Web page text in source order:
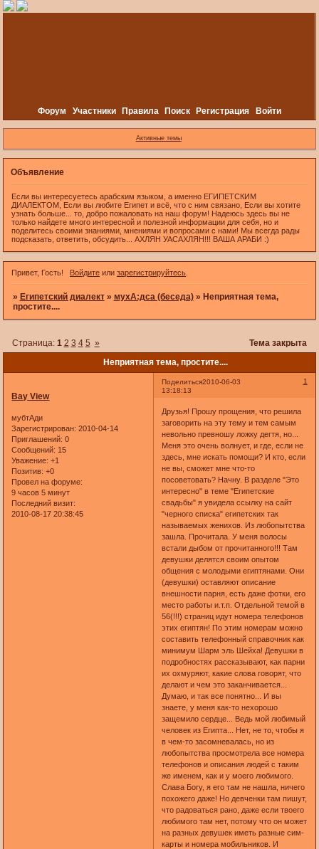
Форум Участники Правила Поиск Регистрация Войти
Активные темы
Объявление
Если вы интересуетесь арабским языком, а именно ЕГИПЕТСКИМ
ДИАЛЕКТОМ, Если вы любите Египет и всё, что с ним связано, Если вы хотите
узнать больше... то, добро пожаловать на наш форум! Надеюсь здесь вы не
только найдете много интересной и полезной информации для себя, но и
поделитесь своими знаниями, мнениями и вопросами с нами! Мы всегда рады
подсказать, ответить, обсудить... АХЛЯН УАСАХЛЯН!!! ВАША АРАБИ :)
Привет, Гость! Войдитеили зарегистрируйтесь.
» Египетский диалект » мухА:дса (беседа) » Неприятная тема,
простите....
Неприятная тема, простите....
Страница: 1 2 3 4 5 » Тема закрыта
Поделиться 1
2010-06-03
13:18:13
Bay View
мубтАди
Зарегистрирован: 2010-04-14
Приглашений: 0
Сообщений: 15
Уважение: +1
Позитив: +0
Провел на форуме:
9 часов 5 минут
Последний визит:
2010-08-17 20:38:45
Друзья! Прошу прощения, что решила
заговорить на эту тему и тем самым
невольно превношу ложку дегтя, но...
Меня это очень волнует, и где, если не
здесь, мне искать помощи? И кто, если
не вы, сможет мне что-то
посоветовать? Начну. В разделе "Это
интересно" в теме "Египетские
свадьбы" я увидела ссылку на сайт
"черного списка" египетских так
называемых женихов. Из любопытства
зашла. Прочитала. У меня волосы
встали дыбом от прочитанного!!! Там
девушки делятся своим опытом
общения с молодыми египтянами. Они
(девушки) оставляют описание
внешности парня, есть даже фотки, его
место работы и.т.п. Отдельной темой в
56(!!!) страниц идут номера телефонов
этих египтян! По этим номерам можно
составить телефонный справочник как
минимум Шарм эль Шейха! Девушки в
подробностях рассказывают, как парни
их охмуряют, какие слова говорят, что
делают и чем это заканчивается...
Думаю, и так все понятно... И вы
знаете, у меня как-то нехорошо
защемило сердце... Ведь мой любимый
человек из Египта... Нет, не то, чтобы я
в чем-то засомневалась, но из
любопытства просмотрела все номера
телефонов и описания людей с таким
же именем, как и у моего любимого.
Слава Богу, я его там не нашла, ничего
похожего даже! Но девченки там пишут,
что радоваться рано, даже если твоего
любимого там нет, потому что он может
на разных девушек иметь разные сим-
карты и номера мобильников. И